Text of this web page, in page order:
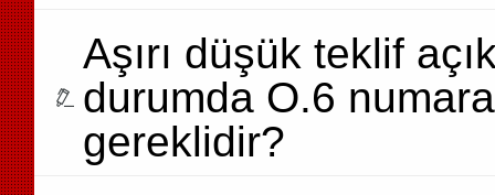
Aşırı düşük teklif
durumda O.6
gereklidir?